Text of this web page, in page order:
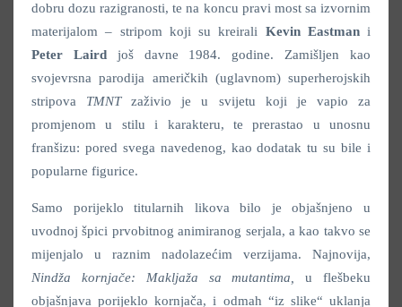
dobru dozu razigranosti, te na koncu pravi most sa izvornim
materijalom – stripom koji su kreirali Kevin Eastman i
Peter Lairdjoš davne 1984. godine. Zamišljen kao
svojevrsna parodija američkih (uglavnom) superherojskih
stripova TMNTzaživio je u svijetu koji je vapio za
promjenom u stilu i karakteru, te prerastao u unosnu
franšizu: pored svega navedenog, kao dodatak tu su bile i
popularne figurice.
Samo porijeklo titularnih likova bilo je objašnjeno u
uvodnoj špici prvobitnog animiranog serjala, a kao takvo se
mijenjalo u raznim nadolazećim verzijama. Najnovija,
Nindža kornjače: Makljaža sa mutantima,
u flešbeku
objašnjava porijeklo kornjača, i odmah “iz slike“ uklanja